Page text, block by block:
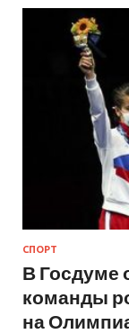
СПОРТ
В Госдуме
команды
на